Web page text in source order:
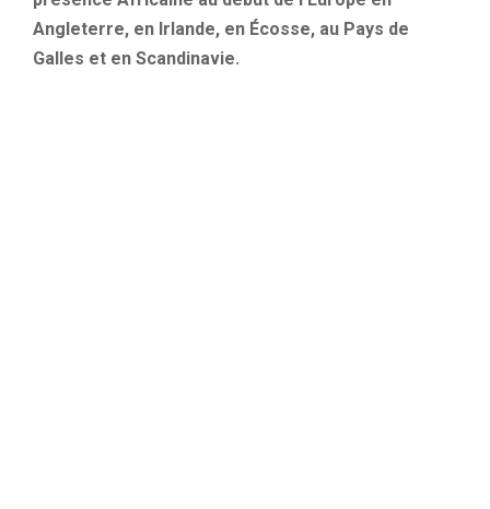
Angleterre, en Irlande, en Écosse, au Pays de
Galles et en Scandinavie.